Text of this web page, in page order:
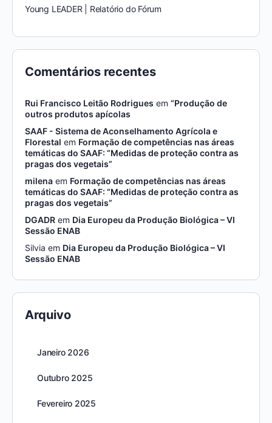
Young LEADER | Relatório do Fórum
Comentários recentes
Rui Francisco Leitão Rodrigues em “Produção de
outros produtos apícolas
SAAF - Sistema de Aconselhamento Agrícola e
Florestal em Formação de competências nas áreas
temáticas do SAAF: “Medidas de proteção contra as
pragas dos vegetais”
milena em Formação de competências nas áreas
temáticas do SAAF: “Medidas de proteção contra as
pragas dos vegetais”
DGADR em Dia Europeu da Produção Biológica – VI
Sessão ENAB
Silvia em Dia Europeu da Produção Biológica – VI
Sessão ENAB
Arquivo
Janeiro 2026
Outubro 2025
Fevereiro 2025